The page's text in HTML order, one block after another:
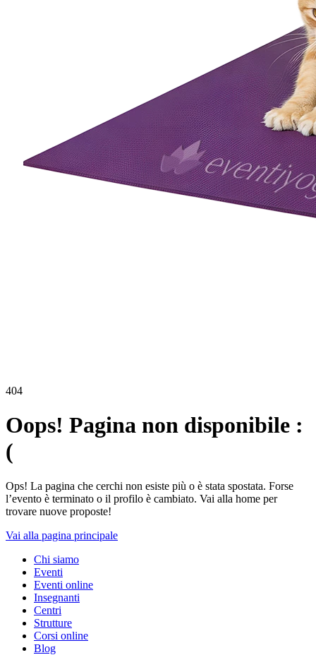
404
Oops! Pagina non disponibile :
(
Ops! La pagina che cerchi non esiste più o è stata spostata. Forse
l’evento è terminato o il profilo è cambiato. Vai alla home per
trovare nuove proposte!
Vai alla pagina principale
Chi siamo
Eventi
Eventi online
Insegnanti
Centri
Strutture
Corsi online
Blog